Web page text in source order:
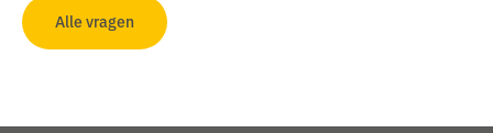
Alle vragen